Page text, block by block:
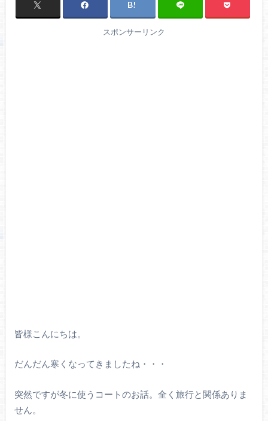
スポンサーリンク
皆様こんにちは。
だんだん寒くなってきましたね・・・
突然ですが冬に使うコートのお話。全く旅行と関係ありま
せん。